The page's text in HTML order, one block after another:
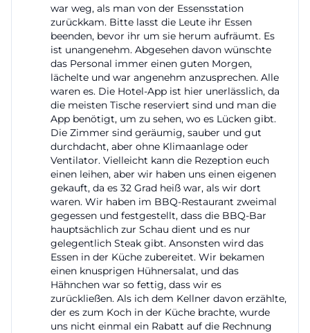
und höherwertige Kategorien wie das Spa Loft
bieten sogar einen privaten Zugang zum
Wellnessbereich. Auf der Website werden
verschiedene Behandlungen, Massagen und Relax-
Angebote hervorgehoben, was die Suche nach spa,
spa hotel, wellness oder angebote sinnvoll bedient.
Auch für Gäste, die nicht nur entspannen, sondern
aktiv trainieren möchten, gibt es mit einem
Fitnessraum und TechnoGym-Ausstattung
passende Möglichkeiten. Für die Content-Strategie
ist entscheidend, dass Gut Ising den Begriff
Wellness nicht als Zusatz, sondern als wesentlichen
Teil des Aufenthalts definiert. Genau deshalb passt
die Location sowohl zu romantischen Auszeiten als
auch zu Gesundheits-, Beauty- und
Erholungsreisen. ([gut-ising.de](https://www.gut-
ising.de/en/spa-wellness/wellness-at-gut-ising?
war weg, als man von der Essensstation
zurückkam. Bitte lasst die Leute ihr Essen
beenden, bevor ihr um sie herum aufräumt. Es
ist unangenehm. Abgesehen davon wünschte
das Personal immer einen guten Morgen,
lächelte und war angenehm anzusprechen. Alle
waren es. Die Hotel-App ist hier unerlässlich, da
die meisten Tische reserviert sind und man die
App benötigt, um zu sehen, wo es Lücken gibt.
Die Zimmer sind geräumig, sauber und gut
durchdacht, aber ohne Klimaanlage oder
Ventilator. Vielleicht kann die Rezeption euch
einen leihen, aber wir haben uns einen eigenen
gekauft, da es 32 Grad heiß war, als wir dort
waren. Wir haben im BBQ-Restaurant zweimal
gegessen und festgestellt, dass die BBQ-Bar
hauptsächlich zur Schau dient und es nur
gelegentlich Steak gibt. Ansonsten wird das
Essen in der Küche zubereitet. Wir bekamen
einen knusprigen Hühnersalat, und das
Hähnchen war so fettig, dass wir es
zurückließen. Als ich dem Kellner davon erzählte,
der es zum Koch in der Küche brachte, wurde
uns nicht einmal ein Rabatt auf die Rechnung